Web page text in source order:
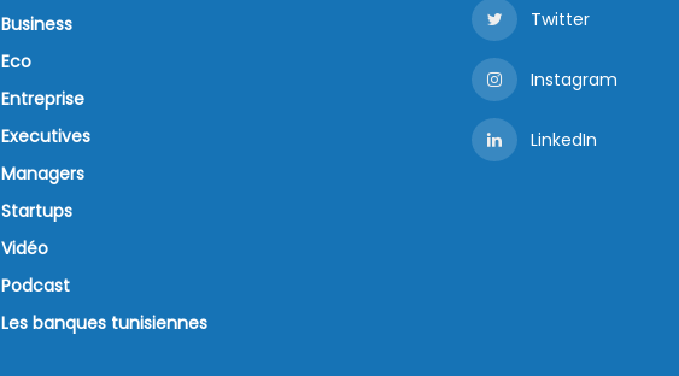
Business
Eco
Entreprise
Executives
Managers
Startups
Vidéo
Podcast
Les banques tunisiennes
Twitter
Instagram
LinkedIn